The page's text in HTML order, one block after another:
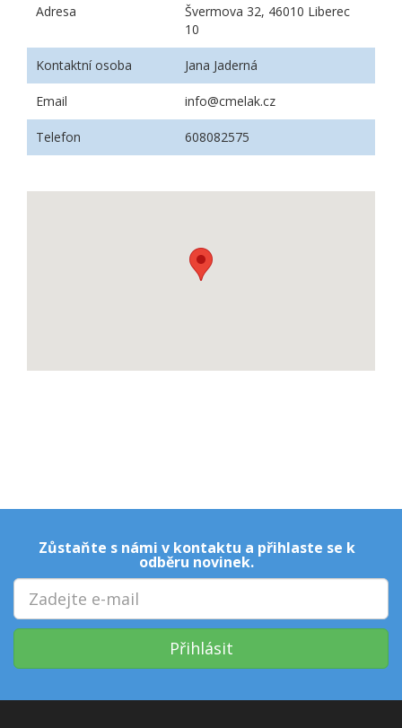
Adresa
Švermova 32, 46010 Liberec
10
Kontaktní osoba Jana Jaderná
Email info@cmelak.cz
Telefon 608082575
Zůstaňte s námi v kontaktu a přihlaste se k
odběru novinek.
Přihlásit